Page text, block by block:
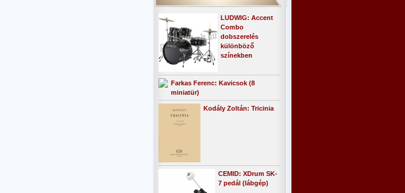
LUDWIG: Accent
Combo
dobszerelés
különböző
színekben
Farkas Ferenc: Kavicsok (8
miniatür)
Kodály Zoltán: Tricinia
CEMID: XDrum SK-
7 pedál (lábgép)